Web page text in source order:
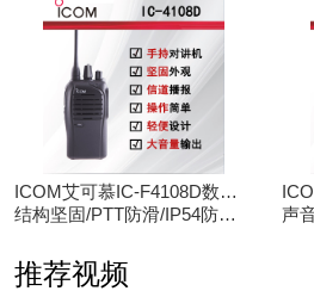
ICOM艾可慕IC-F4108D数字
对讲机
结构坚固/PTT防滑/IP54防护/
声
推荐视频